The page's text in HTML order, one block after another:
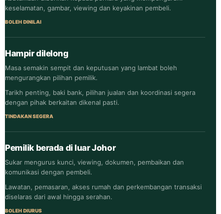
keselamatan, gambar, viewing dan keyakinan pembeli.
BOLEH DINILAI
Hampir dilelong
Masa semakin sempit dan keputusan yang lambat boleh
mengurangkan pilihan pemilik.
Tarikh penting, baki bank, pilihan jualan dan koordinasi segera
dengan pihak berkaitan dikenal pasti.
TINDAKAN SEGERA
Pemilik berada di luar Johor
Sukar mengurus kunci, viewing, dokumen, pembaikan dan
komunikasi dengan pembeli.
Lawatan, pemasaran, akses rumah dan perkembangan transaksi
diselaras dari awal hingga serahan.
BOLEH DIURUS